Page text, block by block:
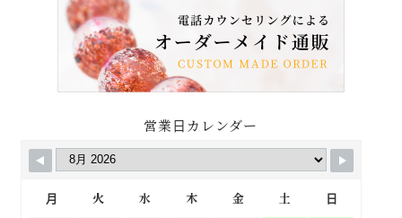
営業日カレンダー
月 火 水 木 金 土
日